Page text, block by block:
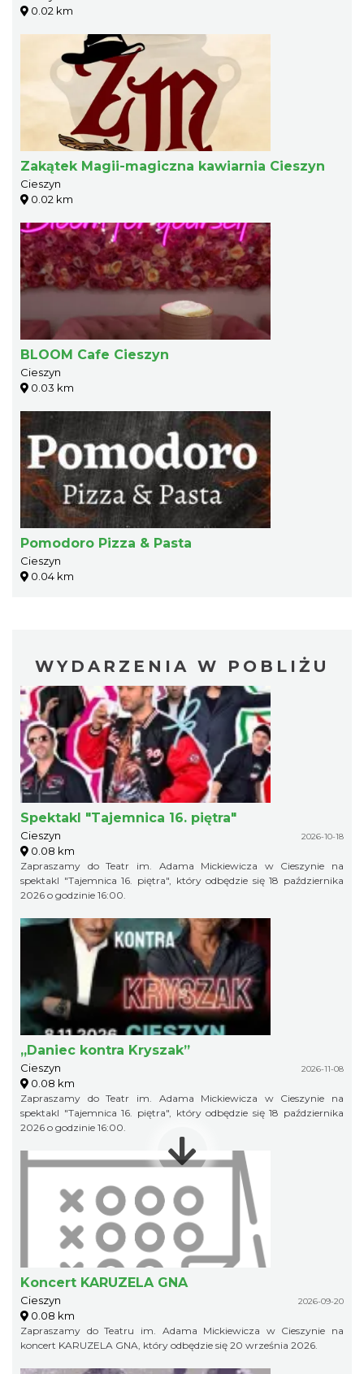
0.02 km
Zakątek Magii-magiczna kawiarnia Cieszyn
Cieszyn
0.02 km
BLOOM Cafe Cieszyn
Cieszyn
0.03 km
Pomodoro Pizza & Pasta
Cieszyn
0.04 km
WYDARZENIA W POBLIŻU
Spektakl "Tajemnica 16. piętra"
Cieszyn 2026-10-18
0.08 km
Zapraszamy do Teatr im. Adama Mickiewicza w Cieszynie na
spektakl "Tajemnica 16. piętra", który odbędzie się 18 października
2026 o godzinie 16:00.
„Daniec kontra Kryszak”
Cieszyn 2026-11-08
0.08 km
Zapraszamy do Teatr im. Adama Mickiewicza w Cieszynie na
spektakl "Tajemnica 16. piętra", który odbędzie się 18 października
2026 o godzinie 16:00.
Koncert KARUZELA GNA
Cieszyn 2026-09-20
0.08 km
Zapraszamy do Teatru im. Adama Mickiewicza w Cieszynie na
koncert KARUZELA GNA, który odbędzie się 20 września 2026.